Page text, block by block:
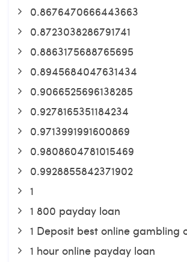
0.8676470666443663
0.8723038286791741
0.8863175688765695
0.8945684047631434
0.9066525696138285
0.9278165351184234
0.9713991991600869
0.9808604781015469
0.9928855842371902
1
1 800 payday loan
1 Deposit best online gambling
1 hour online payday loan